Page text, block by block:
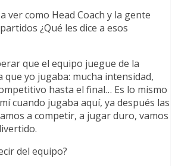
ver como Head Coach y la gente
¿Qué les dice a esos
que el equipo juegue de la
que yo jugaba: mucha intensidad,
hasta el final… Es lo mismo
cuando jugaba aquí, ya después las
a competir, a jugar duro, vamos
del equipo?